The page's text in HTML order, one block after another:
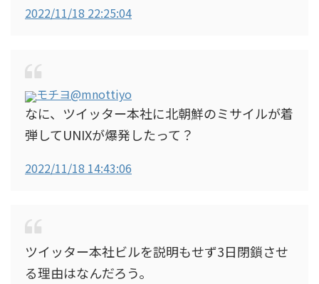
2022/11/18 22:25:04
モチヨ@mnottiyo
なに、ツイッター本社に北朝鮮のミサイルが着
弾してUNIXが爆発したって？
2022/11/18 14:43:06
ツイッター本社ビルを説明もせず3日閉鎖させ
る理由はなんだろう。